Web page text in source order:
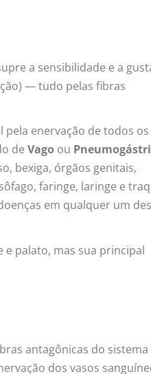
a sensibilidade e a
— tudo pelas fibras
enervação de todos os
deVago ou
bexiga, órgãos genitais,
faringe, laringe e
em qualquer um
e palato, mas sua principal
antagônicas do sistema
dos vasos